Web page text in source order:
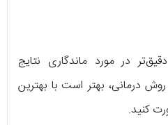
در مورد ماندگاری نتایج
درمانی، بهتر است با بهترین
کنید.